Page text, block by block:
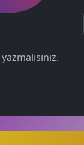
yazmalısınız.